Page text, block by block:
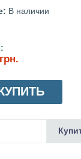
В наличии